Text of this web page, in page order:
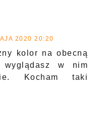
2020 20:20
kolor na obecną
w nim
Kocham taki